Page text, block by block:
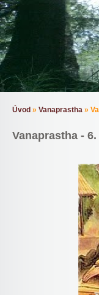
Úvod » Vanaprastha »
Vanaprastha - 6.